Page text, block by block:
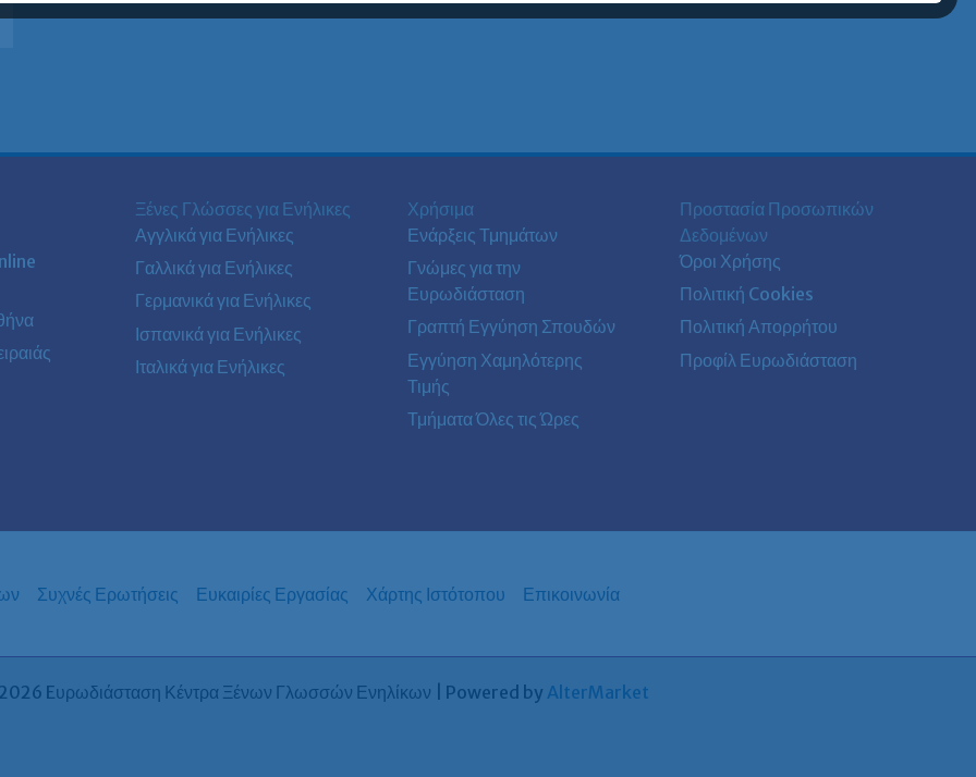
Ξένες Γλώσσες για Ενήλικες
Αγγλικά για Ενήλικες
Γαλλικά για Ενήλικες
Γερμανικά για Ενήλικες
Ισπανικά για Ενήλικες
Ιταλικά για Ενήλικες
Χρήσιμα
Ενάρξεις Τμημάτων
Γνώμες για την
Ευρωδιάσταση
Γραπτή Εγγύηση Σπουδών
Εγγύηση Χαμηλότερης
Τιμής
Τμήματα Όλες τις Ώρες
Προστασία Προσωπικών
Δεδομένων
Όροι Χρήσης
Πολιτική Cookies
Πολιτική Απορρήτου
Προφίλ Ευρωδιάσταση
Συχνές Ερωτήσεις Ευκαιρίες Εργασίας Χάρτης Ιστότοπου Επικοινωνία
Eυρωδιάσταση Κέντρα Ξένων Γλωσσών Ενηλίκων | Powered by AlterMarket